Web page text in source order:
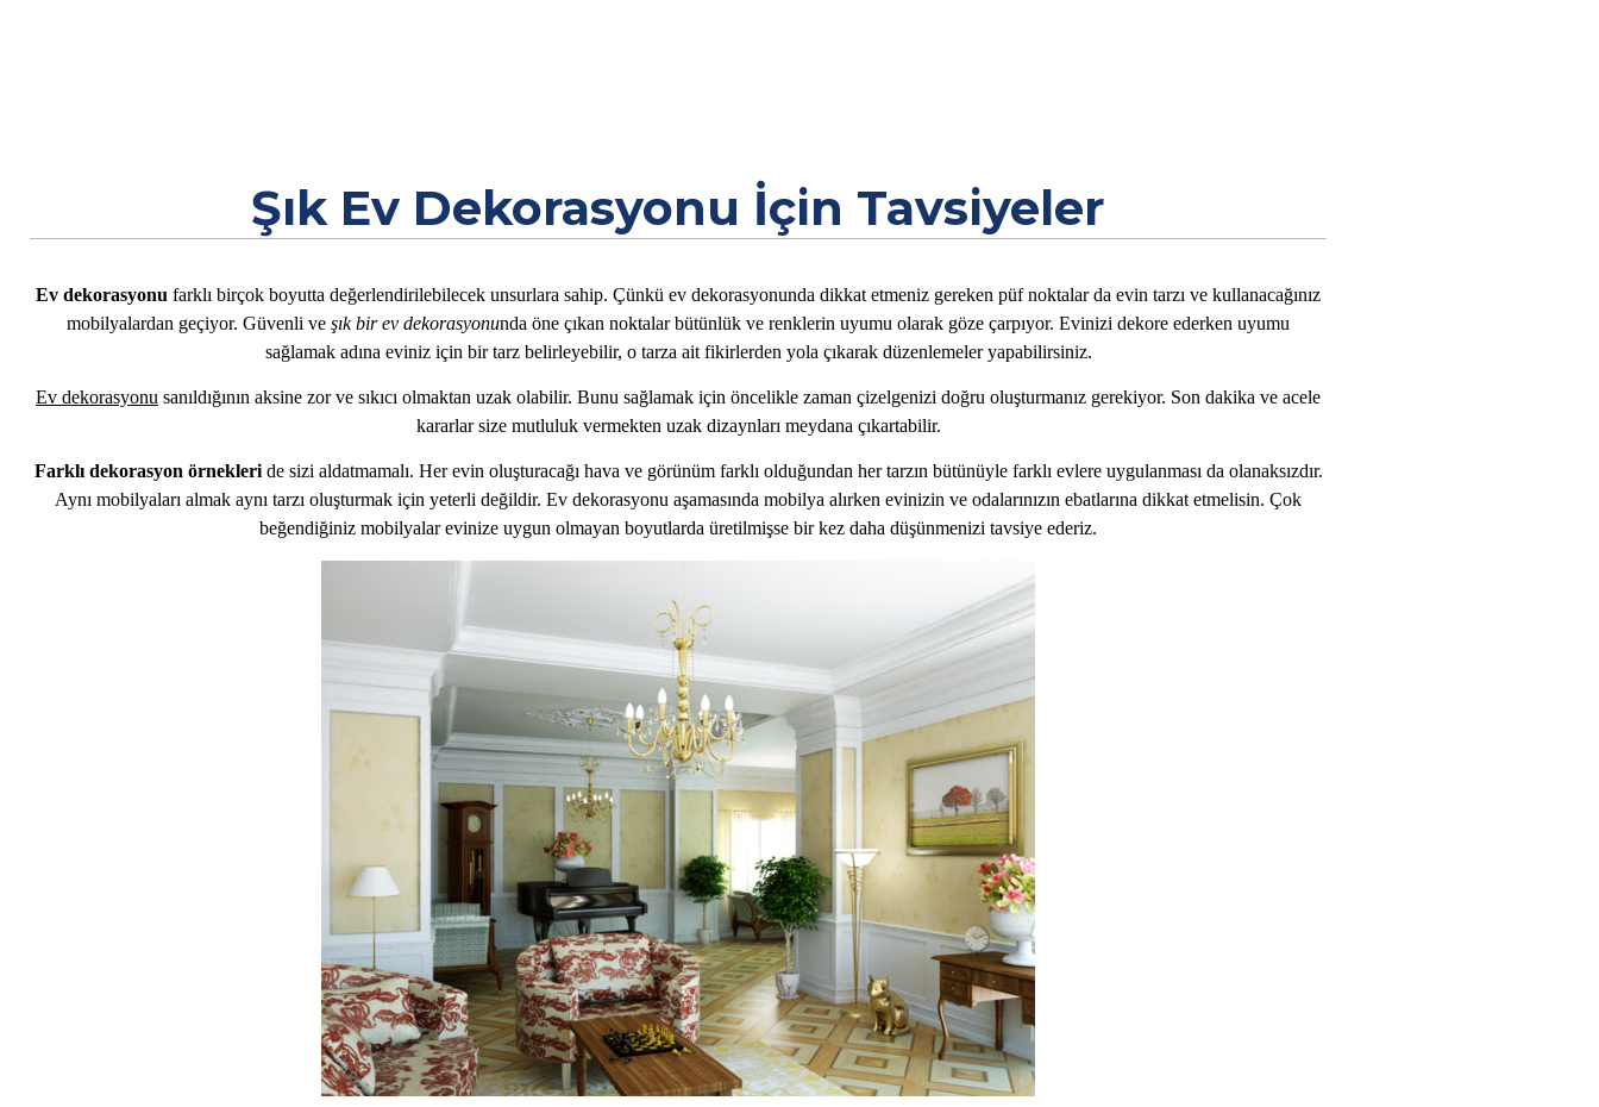
Şık Ev Dekorasyonu İçin Tavsiyeler
Ev dekorasyonu farklı birçok boyutta değerlendirilebilecek unsurlara sahip. Çünkü ev dekorasyonunda dikkat etmeniz gereken püf noktalar da evin tarzı ve kullanacağınız
mobilyalardan geçiyor. Güvenli ve şık bir ev dekorasyonunda öne çıkan noktalar bütünlük ve renklerin uyumu olarak göze çarpıyor. Evinizi dekore ederken uyumu
sağlamak adına eviniz için bir tarz belirleyebilir, o tarza ait fikirlerden yola çıkarak düzenlemeler yapabilirsiniz.
Ev dekorasyonu sanıldığının aksine zor ve sıkıcı olmaktan uzak olabilir. Bunu sağlamak için öncelikle zaman çizelgenizi doğru oluşturmanız gerekiyor. Son dakika ve acele
kararlar size mutluluk vermekten uzak dizaynları meydana çıkartabilir.
Farklı dekorasyon örnekleride sizi aldatmamalı. Her evin oluşturacağı hava ve görünüm farklı olduğundan her tarzın bütünüyle farklı evlere uygulanması da olanaksızdır.
Aynı mobilyaları almak aynı tarzı oluşturmak için yeterli değildir. Ev dekorasyonu aşamasında mobilya alırken evinizin ve odalarınızın ebatlarına dikkat etmelisin. Çok
beğendiğiniz mobilyalar evinize uygun olmayan boyutlarda üretilmişse bir kez daha düşünmenizi tavsiye ederiz.